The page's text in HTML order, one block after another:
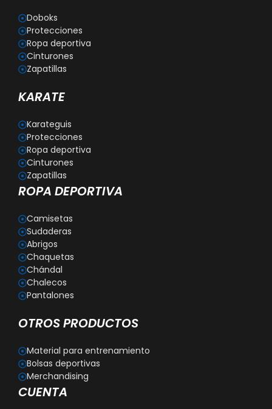
Doboks
Protecciones
Ropa deportiva
Cinturones
Zapatillas
KARATE
Karateguis
Protecciones
Ropa deportiva
Cinturones
Zapatillas
ROPA DEPORTIVA
Camisetas
Sudaderas
Abrigos
Chaquetas
Chándal
Chalecos
Pantalones
OTROS PRODUCTOS
Material para entrenamiento
Bolsas deportivas
Merchandising
CUENTA